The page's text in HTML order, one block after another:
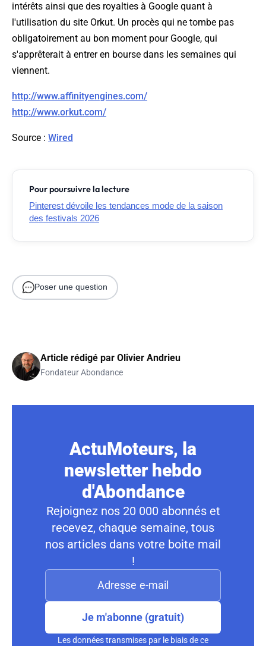
intérêts ainsi que des royalties à Google quant à
l'utilisation du site Orkut. Un procès qui ne tombe pas
obligatoirement au bon moment pour Google, qui
s'apprêterait à entrer en bourse dans les semaines qui
viennent.
http://www.affinityengines.com/
http://www.orkut.com/
Source : Wired
Pour poursuivre la lecture
Pinterest dévoile les tendances mode de la saison
des festivals 2026
Poser une question
Article rédigé par Olivier Andrieu
Fondateur Abondance
ActuMoteurs, la
newsletter hebdo
d'Abondance
Rejoignez nos 20 000 abonnés et
recevez, chaque semaine, tous
nos articles dans votre boite mail
!
Je m'abonne (gratuit)
Les données transmises par le biais de ce